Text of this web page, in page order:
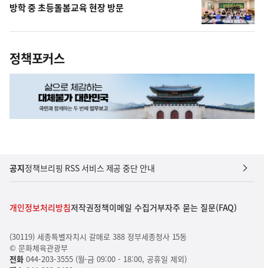
방학 중 초등돌봄교육 현장 방문
정책포커스
공지정책브리핑 RSS 서비스 제공 중단 안내
개인정보처리방침저작권정책이메일 수집거부자주 묻는 질문(FAQ)
(30119) 세종특별자치시 갈매로 388 정부세종청사 15동
© 문화체육관광부
전화044-203-3555 (월-금 09:00 - 18:00, 공휴일 제외)